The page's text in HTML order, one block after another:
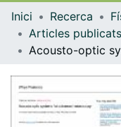
Inici Recerca